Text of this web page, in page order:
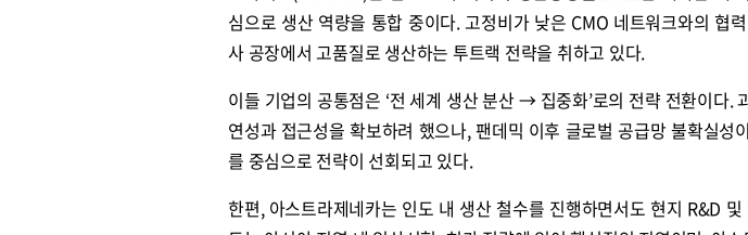
심으로 생산 역량을 통합 중이다. 고정비가 낮은 CMO 네트워크와의 협
사 공장에서 고품질로 생산하는 투트랙 전략을 취하고 있다.
이들 기업의 공통점은 ‘전 세계 생산 분산 → 집중화’로의 전략 전환이다.
연성과 접근성을 확보하려 했으나, 팬데믹 이후 글로벌 공급망 불확실성
를 중심으로 전략이 선회되고 있다.
한편, 아스트라제네카는 인도 내 생산 철수를 진행하면서도 현지 R&D